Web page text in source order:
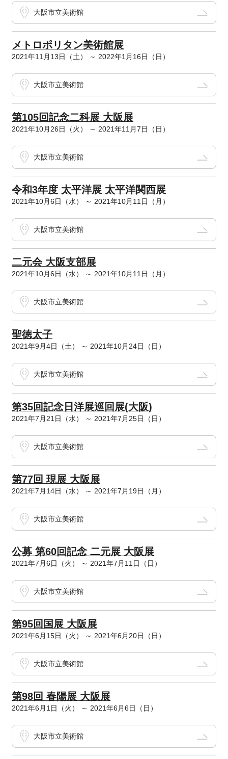
大阪市立美術館
メトロポリタン美術館展
2021年11月13日（土） ～ 2022年1月16日（日）
大阪市立美術館
第105回記念二科展 大阪展
2021年10月26日（火） ～ 2021年11月7日（日）
大阪市立美術館
令和3年度 太平洋展 太平洋関西展
2021年10月6日（水） ～ 2021年10月11日（月）
大阪市立美術館
二元会 大阪支部展
2021年10月6日（水） ～ 2021年10月11日（月）
大阪市立美術館
聖徳太子
2021年9月4日（土） ～ 2021年10月24日（日）
大阪市立美術館
第35回記念日洋展巡回展(大阪)
2021年7月21日（水） ～ 2021年7月25日（日）
大阪市立美術館
第77回 現展 大阪展
2021年7月14日（水） ～ 2021年7月19日（月）
大阪市立美術館
公募 第60回記念 二元展 大阪展
2021年7月6日（火） ～ 2021年7月11日（日）
大阪市立美術館
第95回国展 大阪展
2021年6月15日（火） ～ 2021年6月20日（日）
大阪市立美術館
第98回 春陽展 大阪展
2021年6月1日（火） ～ 2021年6月6日（日）
大阪市立美術館